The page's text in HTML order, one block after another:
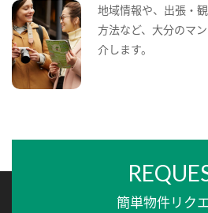
地域情報や、出張・
方法など、大分のマ
介します。
簡単物件リク